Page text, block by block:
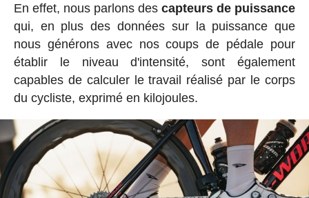
En effet, nous parlons descapteurs de puissance
qui, en plus des données sur la puissance que
nous générons avec nos coups de pédale pour
établir le niveau d'intensité, sont également
capables de calculer le travail réalisé par le corps
du cycliste, exprimé en kilojoules.